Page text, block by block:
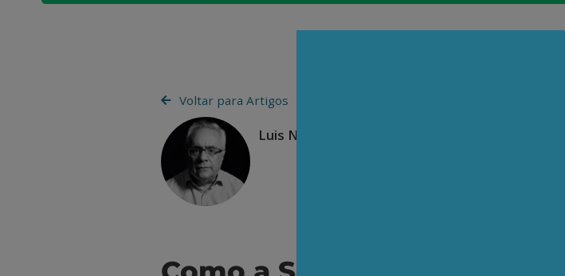
Voltar para Artigos
Luis Nassif